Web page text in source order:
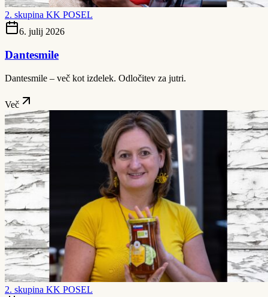
2. skupina KK POSEL
6. julij 2026
Dantesmile
Dantesmile – več kot izdelek. Odločitev za jutri.
Več
2. skupina KK POSEL